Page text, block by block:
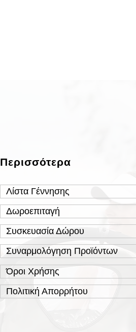
Περισσότερα
Λίστα Γέννησης
Δωροεπιταγή
Συσκευασία Δώρου
Συναρμολόγηση Προϊόντων
Όροι Χρήσης
Πολιτική Απορρήτου